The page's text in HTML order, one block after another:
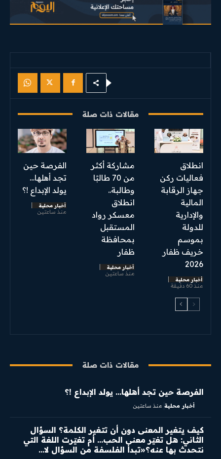
مقالات ذات صلة
انطلاق
فعاليات ركن
جهاز الرقابة
المالية
والإدارية
للدولة
بموسم
خريف ظفار
2026
أخبار محلية
منذ 60 دقيقة
مشاركة أكثر
من 70 طالبًا
وطالبة..
انطلاق
معسكر رواد
المستقبل
بمحافظة
ظفار
أخبار محلية
منذ ساعتين
الفرصة حين
تجد أهلها…
يولد الإبداع !؟
أخبار محلية
منذ ساعتين
مقالات ذات صلة
الفرصة حين تجد أهلها… يولد الإبداع !؟
أخبار محلية منذ ساعتين
كيف يتغير المعنى دون أن تتغير الكلمة؟ السؤال
الثاني: هل تغيّر معنى الحب… أم تغيّرت اللغة التي
نتحدث بها عنه؟«تبدأ الفلسفة من السؤال لا...